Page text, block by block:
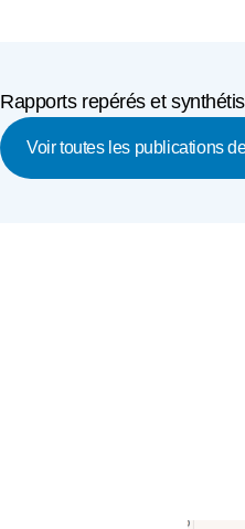
Rapports repérés et
Voir toutes les publications